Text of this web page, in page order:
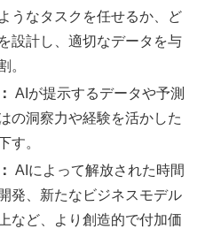
うなタスクを任せるか、ど
設計し、適切なデータを与
。
AIが提示するデータや予測
の洞察力や経験を活かした
す。
AIによって解放された時間
発、新たなビジネスモデル
など、より創造的で付加価